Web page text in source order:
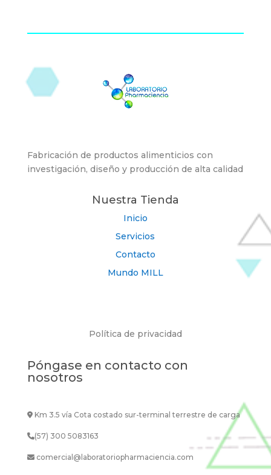
Fabricación de productos alimenticios con
investigación, diseño y producción de alta calidad
Nuestra Tienda
Inicio
Servicios
Contacto
Mundo MILL
Política de privacidad
Póngase en contacto con
nosotros
Km 3.5 vía Cota costado sur-terminal terrestre de carga
(57) 300 5083163
comercial@laboratoriopharmaciencia.com